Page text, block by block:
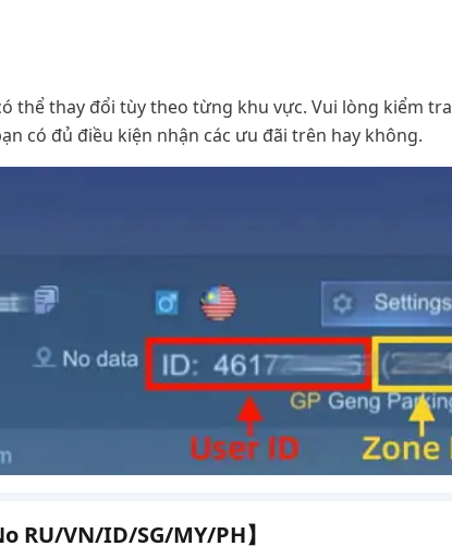
thể thay đổi tùy theo từng khu vực. Vui lòng kiểm tra
có đủ điều kiện nhận các ưu đãi trên hay không.
RU/VN/ID/SG/MY/PH】